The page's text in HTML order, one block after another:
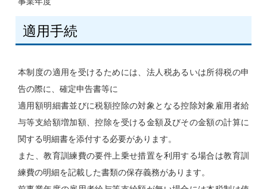
適用手続
本制度の適用を受けるためには、法人税あるいは所得税の申
告の際に、確定申告書等に
適用額明細書並びに税額控除の対象となる控除対象雇用者給
与等支給額増加額、控除を受ける金額及びその金額の計算に
関する明細書を添付する必要があります。
また、教育訓練費の要件上乗せ措置を利用する場合は教育訓
練費の明細を記載した書類の保存義務があります。